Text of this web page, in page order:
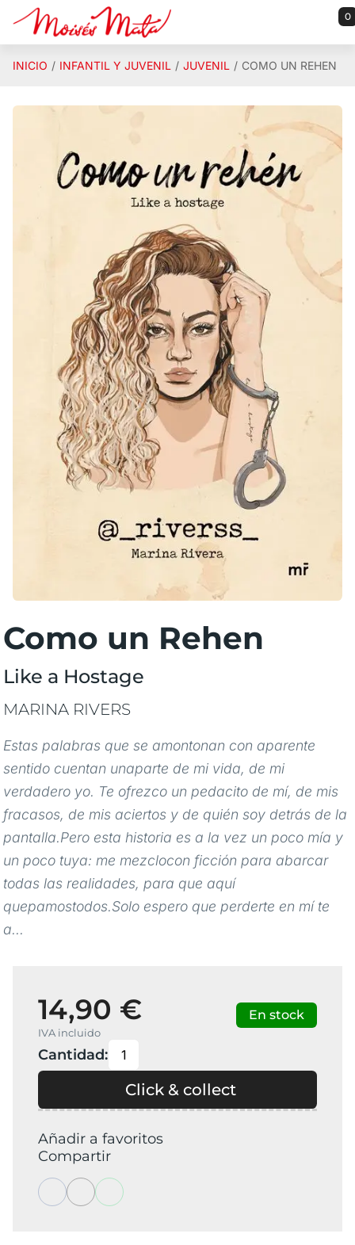
Saltar al contenido principal 0
INICIO INFANTIL Y JUVENIL JUVENIL COMO UN REHEN
Como un Rehen
Like a Hostage
MARINA RIVERS
Estas palabras que se amontonan con aparente
sentido cuentan unaparte de mi vida, de mi
verdadero yo. Te ofrezco un pedacito de mí, de mis
fracasos, de mis aciertos y de quién soy detrás de la
pantalla.Pero esta historia es a la vez un poco mía y
un poco tuya: me mezclocon ficción para abarcar
todas las realidades, para que aquí
quepamostodos.Solo espero que perderte en mí te
a...
14,90 €
IVA incluido
En stock
Cantidad:
Click & collect
Añadir a favoritos
Compartir